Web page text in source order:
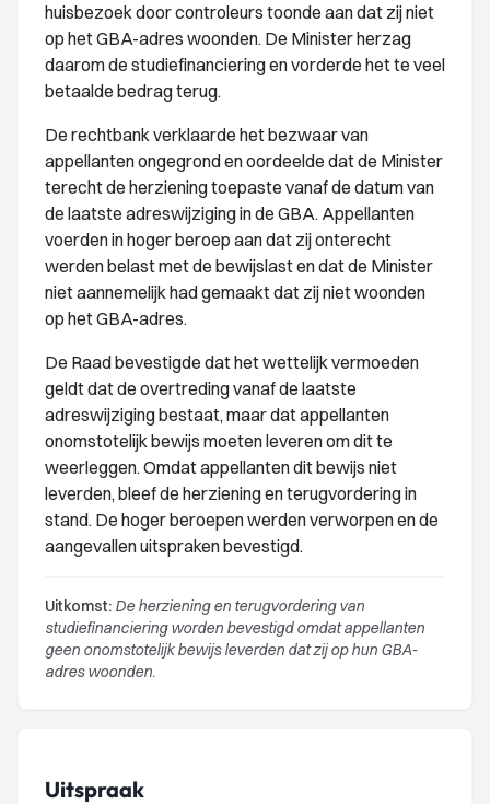
huisbezoek door controleurs toonde aan dat zij niet
op het GBA-adres woonden. De Minister herzag
daarom de studiefinanciering en vorderde het te veel
betaalde bedrag terug.
De rechtbank verklaarde het bezwaar van
appellanten ongegrond en oordeelde dat de Minister
terecht de herziening toepaste vanaf de datum van
de laatste adreswijziging in de GBA. Appellanten
voerden in hoger beroep aan dat zij onterecht
werden belast met de bewijslast en dat de Minister
niet aannemelijk had gemaakt dat zij niet woonden
op het GBA-adres.
De Raad bevestigde dat het wettelijk vermoeden
geldt dat de overtreding vanaf de laatste
adreswijziging bestaat, maar dat appellanten
onomstotelijk bewijs moeten leveren om dit te
weerleggen. Omdat appellanten dit bewijs niet
leverden, bleef de herziening en terugvordering in
stand. De hoger beroepen werden verworpen en de
aangevallen uitspraken bevestigd.
Uitkomst: De herziening en terugvordering van
studiefinanciering worden bevestigd omdat appellanten
geen onomstotelijk bewijs leverden dat zij op hun GBA-
adres woonden.
Uitspraak